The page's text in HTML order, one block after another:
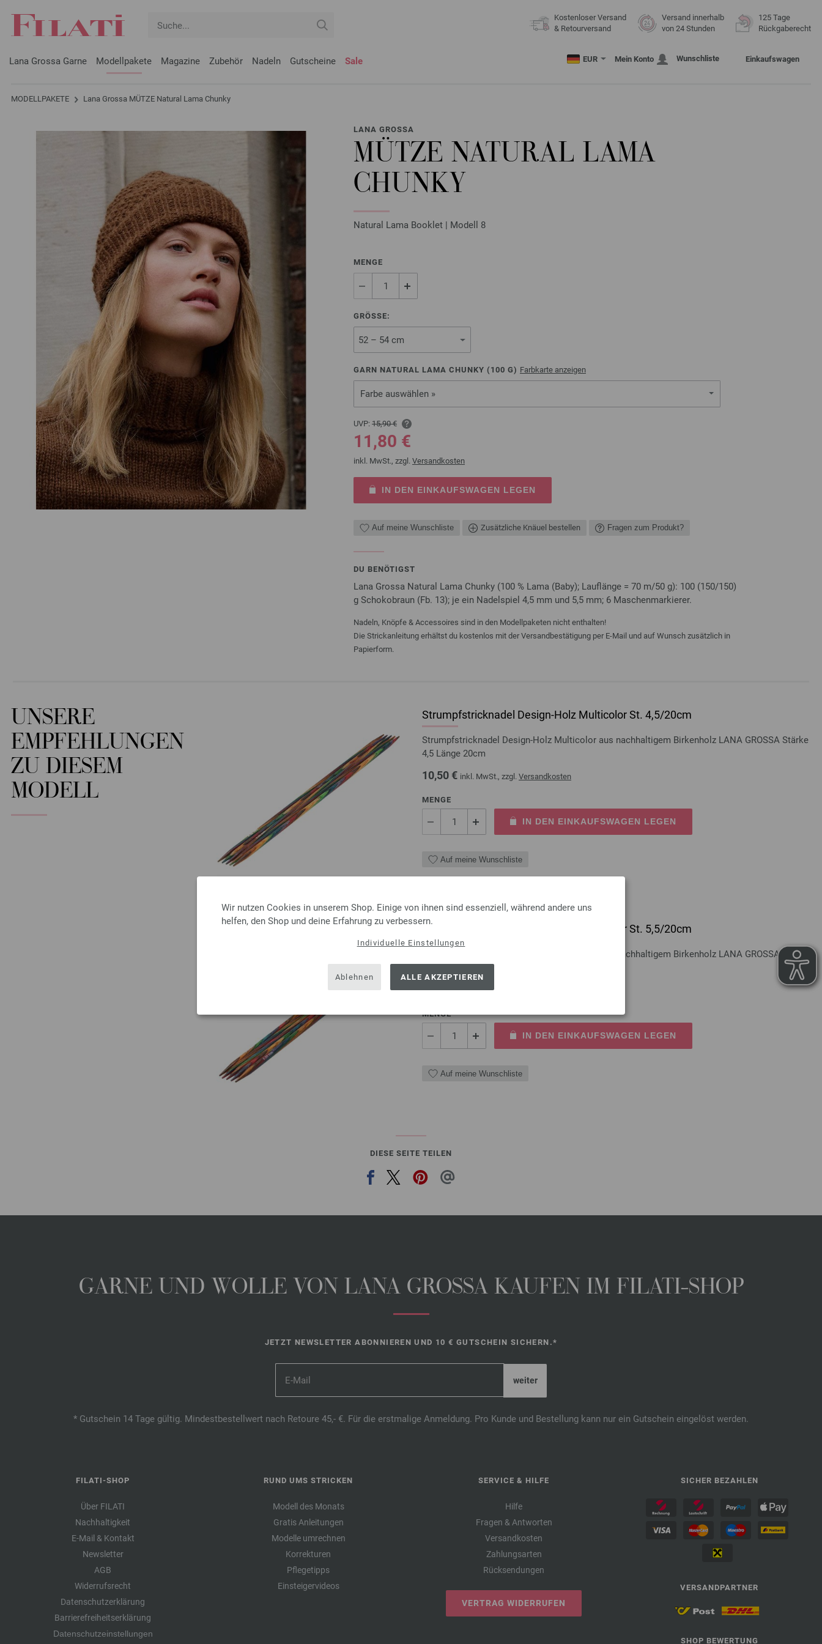
Wir nutzen Cookies in unserem Shop. Einige von ihnen sind essenziell, während andere uns
helfen, den Shop und deine Erfahrung zu verbessern.
Individuelle Einstellungen
Ablehnen ALLE AKZEPTIEREN
Kostenloser Versand
& Retourversand
Versand innerhalb
von 24 Stunden
125 Tage
Rückgaberecht
Lana Grossa Garne Modellpakete Magazine Zubehör Nadeln Gutscheine Sale EUR Mein Konto Wunschliste Einkaufswagen
MODELLPAKETE Lana Grossa MÜTZE Natural Lama Chunky
LANA GROSSA
MÜTZE NATURAL LAMA
CHUNKY
Natural Lama Booklet | Modell 8
MENGE
GRÖSSE:
GARN NATURAL LAMA CHUNKY ( 100 G) Farbkarte anzeigen
Farbe auswählen »
UVP: 15,90 €
11,80 €
inkl. MwSt., zzgl. Versandkosten
IN DEN EINKAUFSWAGEN LEGEN
Auf meine Wunschliste Zusätzliche Knäuel bestellen Fragen zum Produkt?
DU BENÖTIGST
Lana Grossa Natural Lama Chunky (100 % Lama (Baby); Lauflänge = 70 m/50 g): 100 (150/150)
g Schokobraun (Fb. 13); je ein Nadelspiel 4,5 mm und 5,5 mm; 6 Maschenmarkierer.
Nadeln, Knöpfe & Accessoires sind in den Modellpaketen nicht enthalten!
Die Strickanleitung erhältst du kostenlos mit der Versandbestätigung per E-Mail und auf Wunsch zusätzlich in
Papierform.
UNSERE
EMPFEHLUNGEN
ZU DIESEM
MODELL
Strumpfstricknadel Design-Holz Multicolor St. 4,5/20cm
Strumpfstricknadel Design-Holz Multicolor aus nachhaltigem Birkenholz LANA GROSSA Stärke
4,5 Länge 20cm
10,50 € inkl. MwSt., zzgl. Versandkosten
MENGE
IN DEN EINKAUFSWAGEN LEGEN
Auf meine Wunschliste
Strumpfstricknadel Design-Holz Multicolor St. 5,5/20cm
Strumpfstricknadel Design-Holz Multicolor aus nachhaltigem Birkenholz LANA GROSSA Stärke
5,5 Länge 20cm
12,95 € inkl. MwSt., zzgl.
MENGE
IN DEN EINKAUFSWAGEN LEGEN
Auf meine Wunschliste
DIESE SEITE TEILEN
GARNE UND WOLLE VON LANA GROSSA KAUFEN IM FILATI-SHOP
JETZT NEWSLETTER ABONNIEREN UND 10 € GUTSCHEIN SICHERN.*
* Gutschein 14 Tage gültig. Mindestbestellwert nach Retoure 45,- €. Für die erstmalige Anmeldung. Pro Kunde und Bestellung kann nur ein Gutschein eingelöst werden.
FILATI-SHOP
Über FILATI
Nachhaltigkeit
E-Mail & Kontakt
Newsletter
AGB
Widerrufsrecht
Datenschutzerklärung
Barrierefreiheitserklärung
Datenschutzeinstellungen
RUND UMS STRICKEN
Modell des Monats
Gratis Anleitungen
Modelle umrechnen
Korrekturen
Pflegetipps
Einsteigervideos
SERVICE & HILFE
Hilfe
Fragen & Antworten
Versandkosten
Zahlungsarten
Rücksendungen
VERTRAG WIDERRUFEN
SICHER BEZAHLEN
VERSANDPARTNER
SHOP BEWERTUNG